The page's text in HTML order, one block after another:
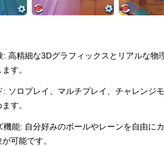
: 高精細な3Dグラフィックスとリアルな
す。
: ソロプレイ、マルチプレイ、チャレンジ
す。
機能: 自分好みのボールやレーンを自由に
可能です。